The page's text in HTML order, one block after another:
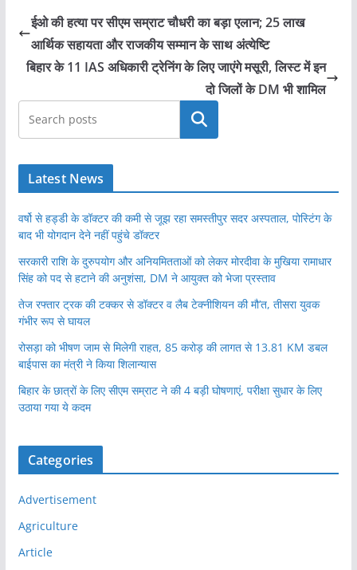
ईओ की हत्‍या पर सीएम सम्राट चौधरी का बड़ा एलान; 25 लाख
आर्थिक सहायता और राजकीय सम्‍मान के साथ अंत्‍येष्‍ट‍ि
बिहार के 11 IAS अधिकारी ट्रेनिंग के लिए जाएंगे मसूरी, लिस्ट में इन
दो जिलों के DM भी शामिल
खोजें
Latest News
वर्षो से हड्डी के डॉक्टर की कमी से जूझ रहा समस्तीपुर सदर अस्पताल, पोस्टिंग के
बाद भी योगदान देने नहीं पहुंचे डॉक्टर
सरकारी राशि के दुरुपयोग और अनियमितताओं को लेकर मोरदीवा के मुखिया रामाधार
सिंह को पद से हटाने की अनुशंसा, DM ने आयुक्त को भेजा प्रस्ताव
तेज रफ्तार ट्रक की टक्कर से डॉक्टर व लैब टेक्नीशियन की मौ’त, तीसरा युवक
गंभीर रूप से घायल
रोसड़ा को भीषण जाम से मिलेगी राहत, 85 करोड़ की लागत से 13.81 KM डबल
बाईपास का मंत्री ने किया शिलान्यास
बिहार के छात्रों के लिए सीएम सम्राट ने की 4 बड़ी घोषणाएं, परीक्षा सुधार के लिए
उठाया गया ये कदम
Categories
Advertisement
Agriculture
Article